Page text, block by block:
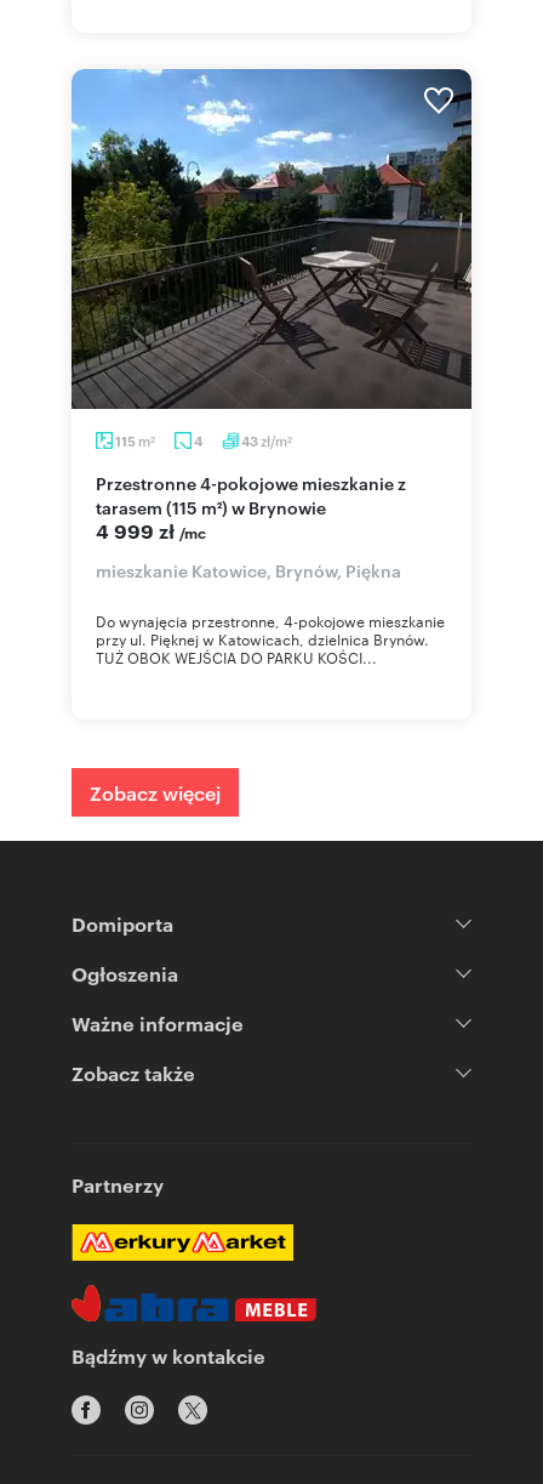
115 m2 4 43zł/m2
Przestronne 4-pokojowe mieszkanie z
tarasem (115 m²) w Brynowie
4 999 zł /mc
mieszkanie Katowice, Brynów, Piękna
Do wynajęcia przestronne, 4-pokojowe mieszkanie
przy ul. Pięknej w Katowicach, dzielnica Brynów.
TUŻ OBOK WEJŚCIA DO PARKU KOŚCI...
Zobacz więcej
Domiporta
Ogłoszenia
Ważne informacje
Zobacz także
Partnerzy
Bądźmy w kontakcie